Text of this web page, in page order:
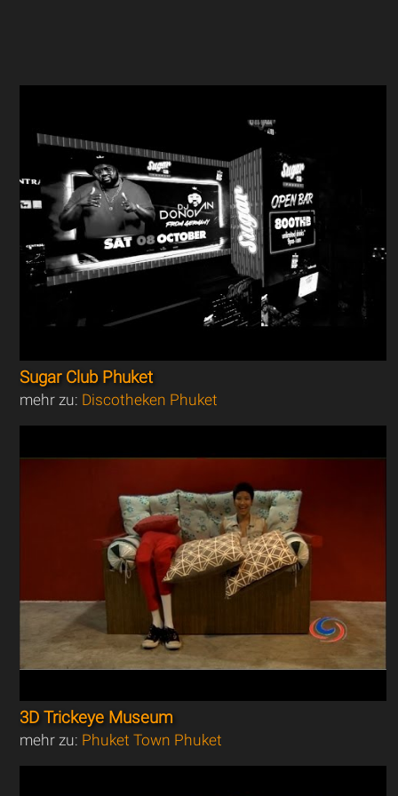
Sugar Club Phuket
mehr zu: Discotheken Phuket
3D Trickeye Museum
mehr zu: Phuket Town Phuket